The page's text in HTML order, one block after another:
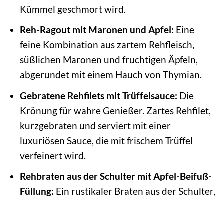
Kümmel geschmort wird.
Reh-Ragout mit Maronen und Apfel: Eine
feine Kombination aus zartem Rehfleisch,
süßlichen Maronen und fruchtigen Äpfeln,
abgerundet mit einem Hauch von Thymian.
Gebratene Rehfilets mit Trüffelsauce: Die
Krönung für wahre Genießer. Zartes Rehfilet,
kurzgebraten und serviert mit einer
luxuriösen Sauce, die mit frischem Trüffel
verfeinert wird.
Rehbraten aus der Schulter mit Apfel-Beifuß-
Füllung: Ein rustikaler Braten aus der Schulter,